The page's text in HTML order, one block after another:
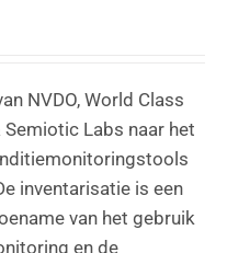
NVDO, World Class
Semiotic Labs naar het
inventarisatie is een
van het gebruik
en de